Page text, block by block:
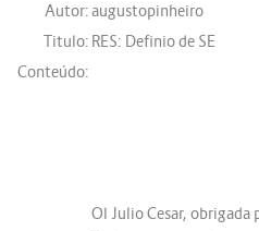
Autor:augustopinheiro
Titulo: RES: Definio de SE
Conteúdo:
Ol Julio Cesar, obrigada